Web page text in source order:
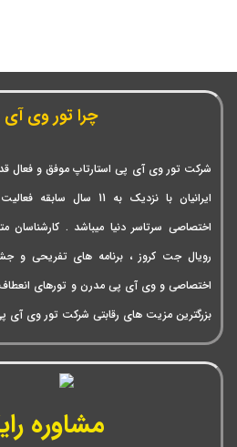
چرا تور وی
شرکت تور وی آی پی استارتاپ موفق و فعال
ایرانیان با نزدیک به 11
اختصاصی سرتاسر دنیا میباشد .
رویال جت کروز ، برنامه های تفریحی و
اختصاصی و وی آی پی مدرن و تورهای انعطاف
بزرگترین مزیت های رقابتی شرکت تور وی آی
مشاوره